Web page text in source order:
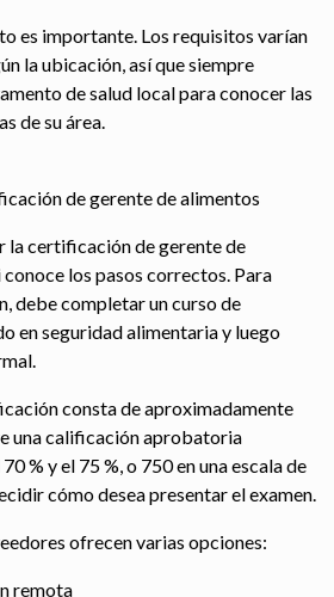
es importante. Los requisitos varían
la ubicación, así que siempre
de salud local para conocer las
de su área.
de gerente de alimentos
la certificación de gerente de
los pasos correctos. Para
debe completar un curso de
en seguridad alimentaria y luego
consta de aproximadamente
una calificación aprobatoria
% y el 75 %, o 750 en una escala de
cómo desea presentar el examen.
ofrecen varias opciones:
remota